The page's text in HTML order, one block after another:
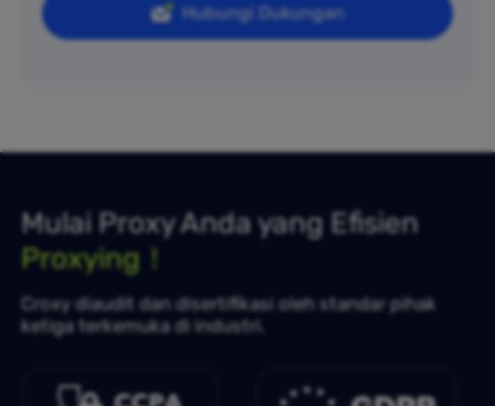
Hubungi Dukungan
Mulai Proxy Anda yang Efisien
Proxying！
Croxy diaudit dan disertifikasi oleh standar pihak
ketiga terkemuka di industri.